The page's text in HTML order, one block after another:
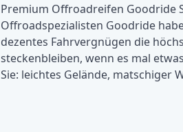
Premium Offroadreifen Goodride
Offroadspezialisten Goodride
dezentes Fahrvergnügen die
steckenbleiben, wenn es mal
Sie: leichtes Gelände, matschiger